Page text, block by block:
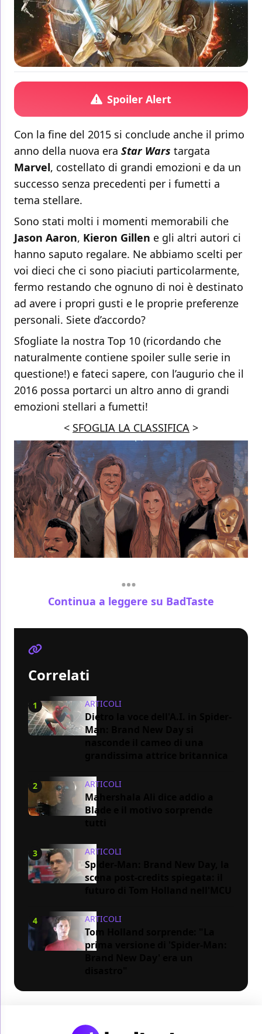
Spoiler Alert
Con la fine del 2015 si conclude anche il primo
anno della nuova era Star Wars targata
Marvel, costellato di grandi emozioni e da un
successo senza precedenti per i fumetti a
tema stellare.
Sono stati molti i momenti memorabili che
Jason Aaron, Kieron Gillen e gli altri autori ci
hanno saputo regalare. Ne abbiamo scelti per
voi dieci che ci sono piaciuti particolarmente,
fermo restando che ognuno di noi è destinato
ad avere i propri gusti e le proprie preferenze
personali. Siete d’accordo?
Sfogliate la nostra Top 10 (ricordando che
naturalmente contiene spoiler sulle serie in
questione!) e fateci sapere, con l’augurio che il
2016 possa portarci un altro anno di grandi
emozioni stellari a fumetti!
< SFOGLIA LA CLASSIFICA >
Continua a leggere su BadTaste
Correlati
1 ARTICOLI
Dietro la voce dell'A.I. in Spider-
Man: Brand New Day si
2 ARTICOLI
Mahershala Ali dice addio a
Blade e il motivo sorprende
3 ARTICOLI
Spider-Man: Brand New Day, la
scena post-credits spiegata: il
4 ARTICOLI
Tom Holland sorprende: "La
prima versione di 'Spider-Man: